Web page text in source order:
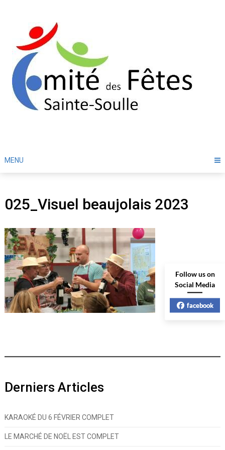
MENU
025_Visuel beaujolais 2023
Derniers Articles
KARAOKÉ DU 6 FÉVRIER COMPLET
LE MARCHÉ DE NOËL EST COMPLET
Follow us on
Social Media
facebook